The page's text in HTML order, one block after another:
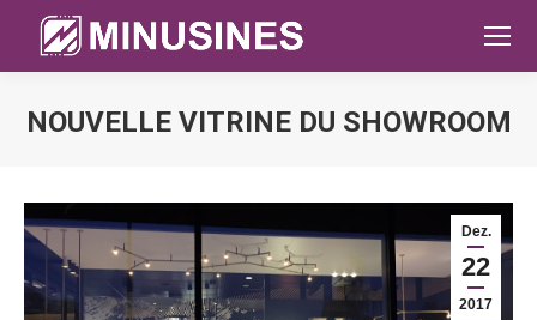
NOUVELLE VITRINE DU SHOWROOM
Dez.
22
2017